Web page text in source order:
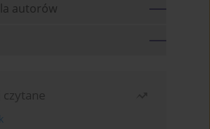
autorów
czytane